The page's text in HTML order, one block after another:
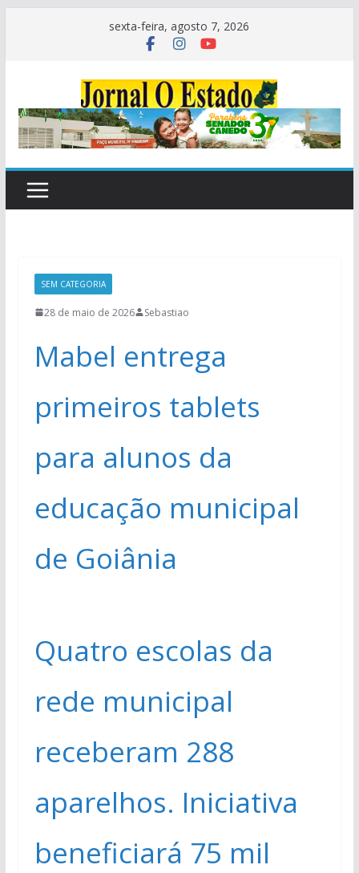
sexta-feira, agosto 7, 2026
SEM CATEGORIA
28 de maio de 2026 Sebastiao
Mabel entrega
primeiros tablets
para alunos da
educação municipal
de Goiânia
Quatro escolas da
rede municipal
receberam 288
aparelhos. Iniciativa
beneficiará 75 mil